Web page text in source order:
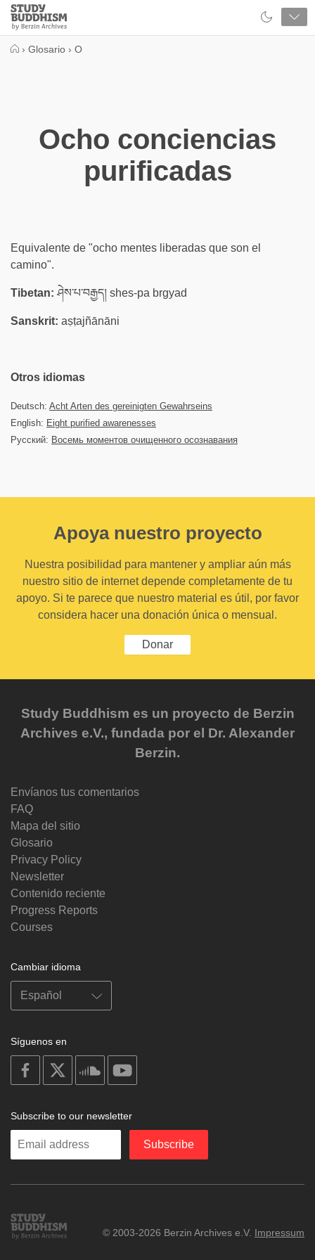
Close
Study
Buddhism
› Glosario › O
Ocho conciencias
purificadas
Equivalente de "ocho mentes liberadas que son el
camino".
Tibetan: ཤེས་པ་བརྒྱད། shes-pa brgyad
Sanskrit: aṣṭajñānāni
Otros idiomas
Deutsch: Acht Arten des gereinigten Gewahrseins
English: Eight purified awarenesses
Русский: Восемь моментов очищенного осознавания
Apoya nuestro proyecto
Nuestra posibilidad para mantener y ampliar aún más
nuestro sitio de internet depende completamente de tu
apoyo. Si te parece que nuestro material es útil, por favor
considera hacer una donación única o mensual.
Donar
Study Buddhism es un proyecto de Berzin
Archives e.V., fundada por el Dr. Alexander
Berzin.
Envíanos tus comentarios
FAQ
Mapa del sitio
Glosario
Privacy Policy
Newsletter
Contenido reciente
Progress Reports
Courses
Cambiar idioma
Síguenos en
on
facebook
soundcloud
Subscribe to our newsletter
Enter
Subscribe
Study
Buddhism
© 2003-2026 Berzin Archives e.V. Impressum